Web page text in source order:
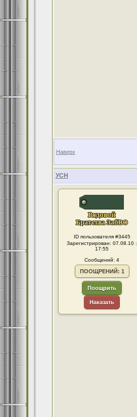
Наверх
УСН
ID пользователя #3445
Зарегистрирован: 07.08.10 :
17:55
Сообщений: 4
ПООЩРЕНИЙ: 1
Поощрить
Наказать